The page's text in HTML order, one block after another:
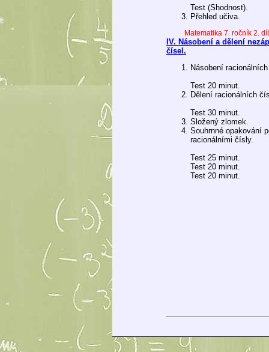
Test (Shodnost).
Přehled učiva.
Matematika 7. ročník 2. díl
IV. Násobení a dělení
čísel.
Násobení
Test 20 minut.
Dělení racionálních
Test 30 minut.
Složený zlomek.
Souhrnné opakování
racionálními čísly.
Test 25 minut.
Test 20 minut.
Test 20 minut.